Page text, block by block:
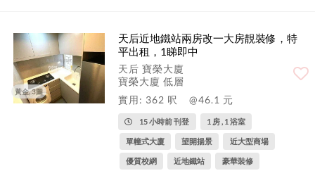
黃金, 3圖
天后近地鐵站兩房改一大房靚裝修，特
平出租，1睇即中
天后 寶榮大廈
寶榮大廈 低層
實用: 362 呎
@46.1 元
15 小時前 刊登 1 房 , 1 浴室
單幢式大廈 望開揚景 近大型商場
優質校網 近地鐵站 豪華裝修